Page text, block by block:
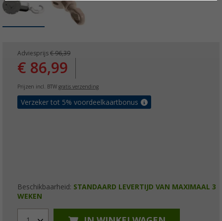
Adviesprijs € 96,39
€ 86,99
Prijzen incl. BTW gratis verzending
Verzeker tot 5% voordeelkaartbonus
Beschikbaarheid: STANDAARD LEVERTIJD VAN MAXIMAAL 3
WEKEN